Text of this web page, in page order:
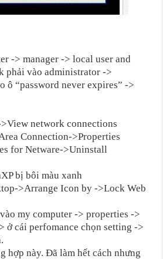
-> manager -> local user and
phải vào administrator ->
ô “password never expires” ->
network connections
Connection->Properties
for Netware->Uninstall
bị bôi màu xanh
>Arrange Icon by ->Lock Web
my computer -> properties ->
ở cái perfomance chọn setting ->
hợp này. Đã làm hết cách nhưng